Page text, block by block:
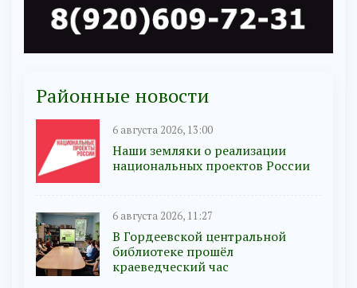
Районные новости
6 августа 2026, 13:00
Наши земляки о реализации
национальных проектов России
6 августа 2026, 11:27
В Гордеевской центральной
библиотеке прошёл
краеведческий час